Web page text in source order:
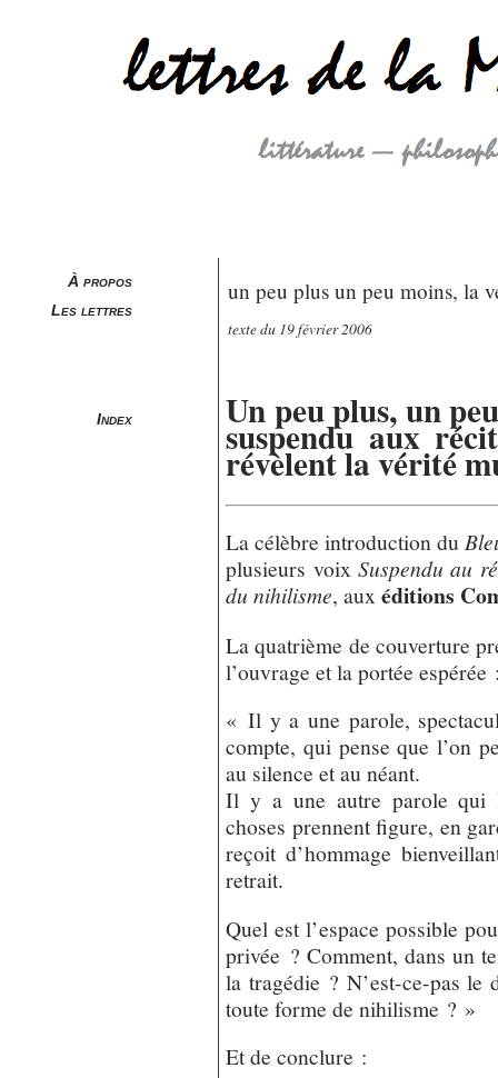
À propos
Les lettres
Index
un peu plus un peu moins, la
texte du 19 février 2006
Un peu plus, un
suspendu aux
révèlent la vérité
La célèbre introduction du
plusieurs voixSuspendu au
du nihilisme, auxéditions
La quatrième de couverture
l’ouvrage et la portée espérée
« Il y a une parole,
compte, qui pense que l’on
au silence et au néant.
Il y a une autre parole qui
choses prennent figure, en
reçoit d’hommage
retrait.
Quel est l’espace possible
privée ? Comment, dans un
la tragédie ? N’est-ce-pas le
toute forme de nihilisme ? »
Et de conclure :